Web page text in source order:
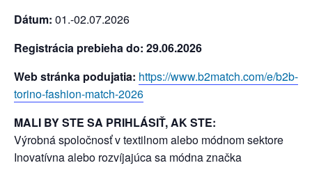
Dátum: 01.-02.07.2026
Registrácia prebieha do: 29.06.2026
Web stránka podujatia: https://www.b2match.com/e/b2b-
torino-fashion-match-2026
MALI BY STE SA PRIHLÁSIŤ, AK STE:
Výrobná spoločnosť v textilnom alebo módnom sektore
Inovatívna alebo rozvíjajúca sa módna značka